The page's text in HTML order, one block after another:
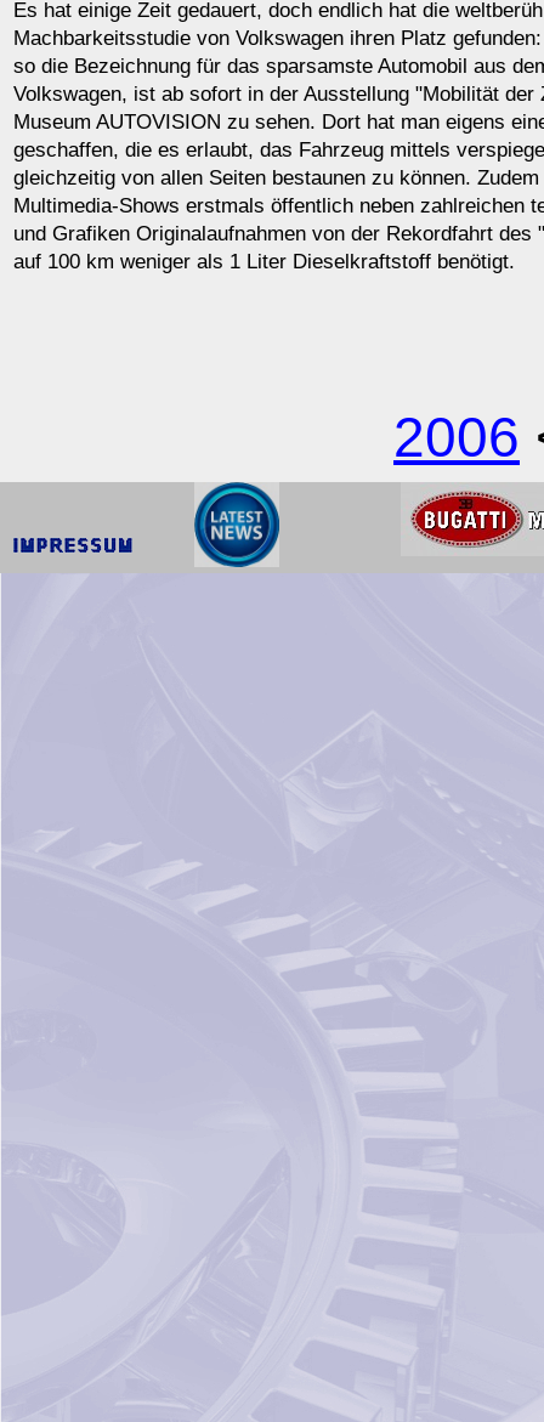
Es hat einige Zeit gedauert, doch endlich hat die
Machbarkeitsstudie von Volkswagen ihren Platz
so die Bezeichnung für das sparsamste Automobil aus
Volkswagen, ist ab sofort in der Ausstellung "Mobilität der
Museum AUTOVISION zu sehen. Dort hat man eigens
geschaffen, die es erlaubt, das Fahrzeug mittels
gleichzeitig von allen Seiten bestaunen zu können.
Multimedia-Shows erstmals öffentlich neben zahlreichen
und Grafiken Originalaufnahmen von der Rekordfahrt des
auf 100 km weniger als 1 Liter Dieselkraftstoff benötigt.
2006